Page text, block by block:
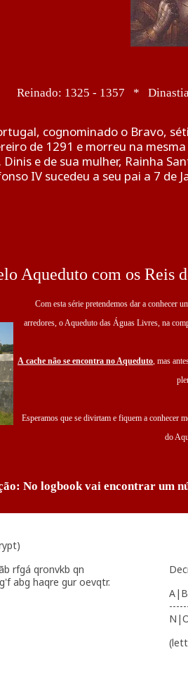
Reinado: 1325 - 1357 *
cognominado o Bravo,
de 1291 e morreu na
Dinis e de sua mulher, Rainha
IV sucedeu a seu pai a 7 de
Aqueduto com os Reis
Com esta série pretendemos dar a conhecer
arredores, o Aqueduto das Águas Livres, na
A cache não se encontra no Aqueduto , mas
Esperamos que se divirtam e fiquem a conhecer
do
No logbook vai encontrar um
)
rfgá qronvkb qn
abg haqre gur oevqtr.